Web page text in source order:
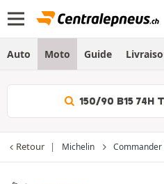
Auto Moto Guide
150/90 B15
Retour Michelin Commander